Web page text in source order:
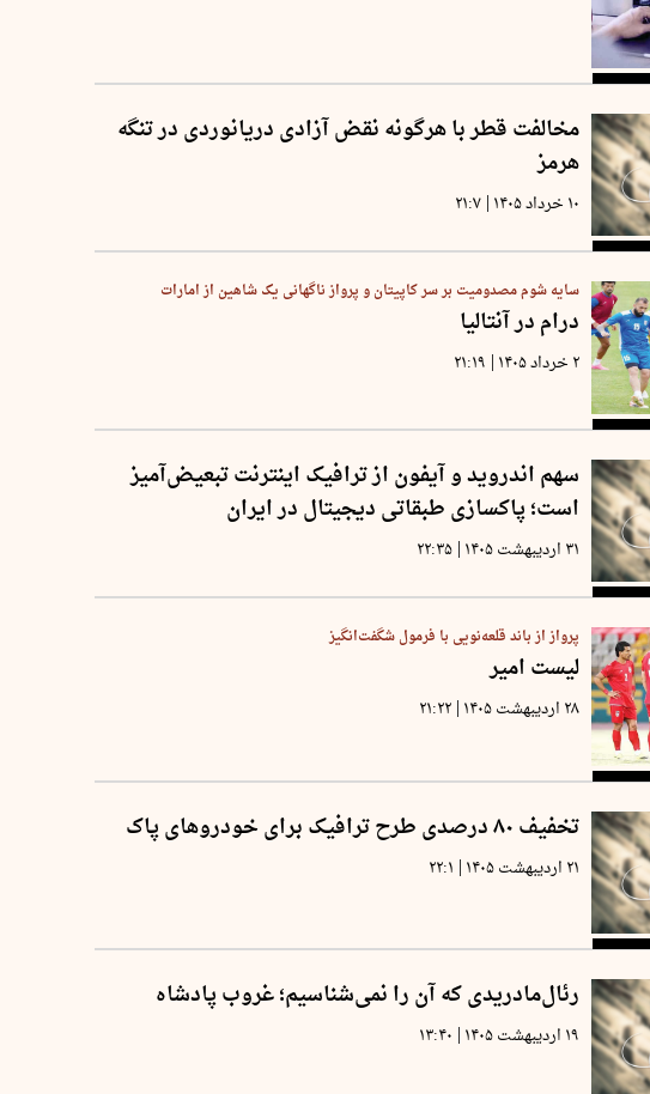
مخالفت قطر با هرگونه نقض آزادی دریانوردی در تنگه
هرمز
۱۰ خرداد ۱۴۰۵ | ۲۱:۷
سایه شوم مصدومیت بر سر کاپیتان و پرواز ناگهانی یک شاهین از امارات
درام در آنتالیا
۲ خرداد ۱۴۰۵ | ۲۱:۱۹
سهم اندروید و آیفون از ترافیک اینترنت تبعیض‌آمیز
است؛ پاکسازی طبقاتی دیجیتال در ایران
۳۱ اردیبهشت ۱۴۰۵ | ۲۲:۳۵
پرواز از باند قلعه‌نویی با فرمول شگفت‌انگیز
لیست امیر
۲۸ اردیبهشت ۱۴۰۵ | ۲۱:۲۲
تخفیف ۸۰ درصدی طرح ترافیک برای خودروهای پاک
۲۱ اردیبهشت ۱۴۰۵ | ۲۲:۱
رئال‌مادریدی که آن را نمی‌شناسیم؛ غروب پادشاه
۱۹ اردیبهشت ۱۴۰۵ | ۱۳:۴۰